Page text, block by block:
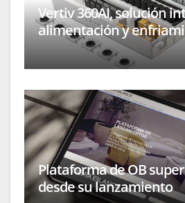
Vertiv 360AI, solución
alimentación y
Plataforma de OB
desde su lanzamiento